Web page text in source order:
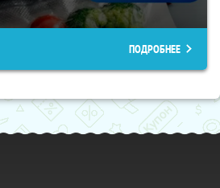
ПОДРОБНЕЕ